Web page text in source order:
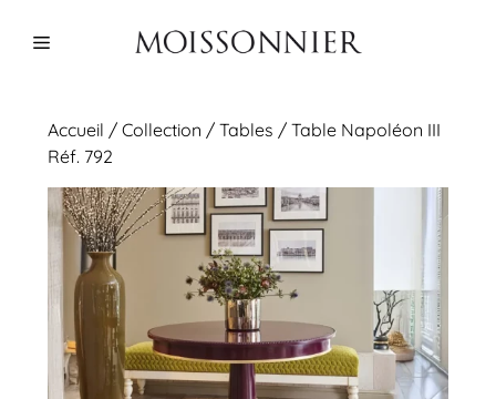
Menu
Accueil /Collection /Tables / Table Napoléon III
Réf. 792